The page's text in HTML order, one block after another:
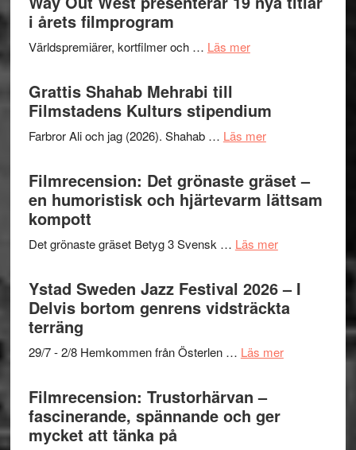
för
X-
I
Want
to
Believe
Vrach
Frankenshtey
med
Mulder
och
Dana
i årets filmprogram
Världspremiärer, kortfilmer och … Läs merom
presenterar
19
titlar
i
Grattis Shahab Mehrabi till
Filmstadens Kulturs stipendium
Farbror Ali och jag (2026). Shahab … Läs merom
Shahab
Mehrabi
till
Kulturs
Filmrecension: Det grönaste gräset –
en humoristisk och hjärtevarm lättsam
kompott
Det grönaste gräset Betyg 3 Svensk … Läs merom
Filmrecension:
Det
grönaste
gräset
en
hjärtevarm
Ystad Sweden Jazz Festival 2026 – I
Delvis bortom genrens vidsträckta
terräng
29/7 - 2/8 Hemkommen från Österlen … Läs merom
Filmrecension: Trustorhärvan –
fascinerande, spännande och ger
mycket att tänka på